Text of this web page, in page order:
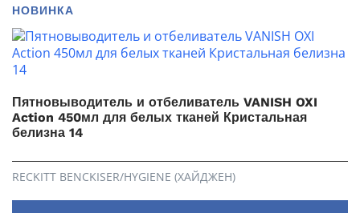
НОВИНКА
Пятновыводитель и отбеливатель VANISH OXI
Action 450мл для белых тканей Кристальная
белизна 14
RECKITT BENCKISER/HYGIENE (ХАЙДЖЕН)